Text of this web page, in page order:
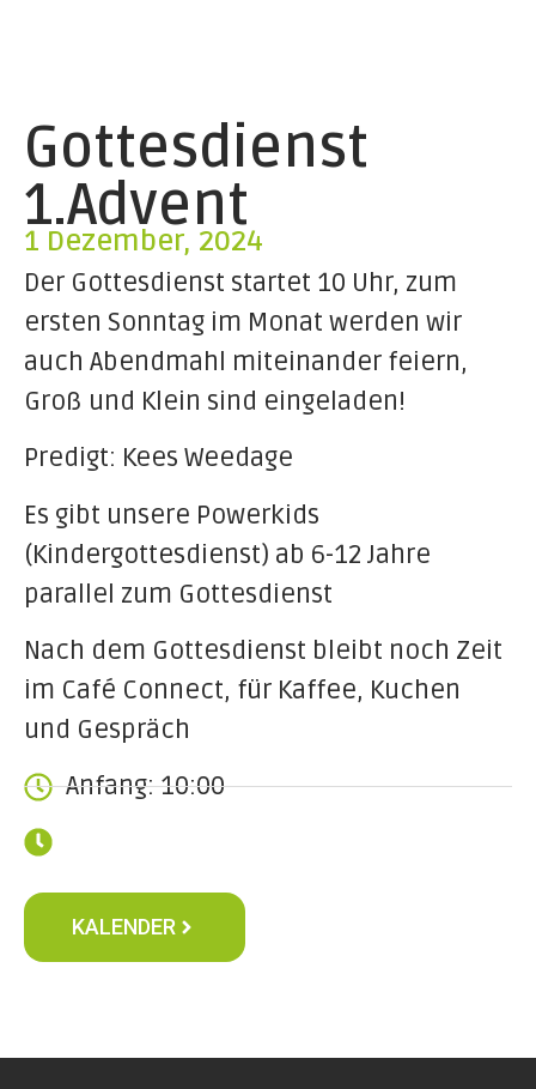
Gottesdienst
1.Advent
1 Dezember, 2024
Der Gottesdienst startet 10 Uhr, zum
ersten Sonntag im Monat werden wir
auch Abendmahl miteinander feiern,
Groß und Klein sind eingeladen!
Predigt: Kees Weedage
Es gibt unsere Powerkids
(Kindergottesdienst) ab 6-12 Jahre
parallel zum Gottesdienst
Nach dem Gottesdienst bleibt noch Zeit
im Café Connect, für Kaffee, Kuchen
und Gespräch
Anfang: 10:00
KALENDER